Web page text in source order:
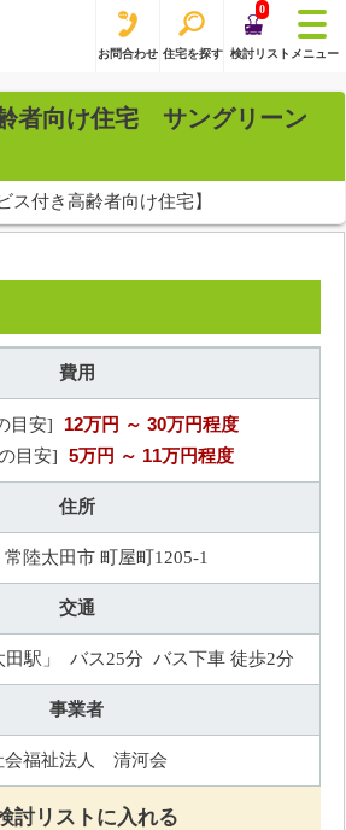
お問合わせ 住宅を探す
0
検討リスト メニュー
者向け住宅 サングリーン
ス付き高齢者向け住宅】
費用
目安] 12万円 ～ 30万円程度
目安] 5万円 ～ 11万円程度
住所
陸太田市 町屋町1205-1
交通
田駅」 バス25分 バス下車 徒歩2分
事業者
会福祉法人 清河会
討リストに入れる